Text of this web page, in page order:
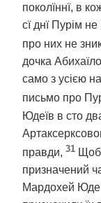
поколїннї, в
сї днї Пурім
про них не зник
дочка
само з усією
письмо про
Юдеїв в сто
правди, 31 Щоб
призначений
Мардохей